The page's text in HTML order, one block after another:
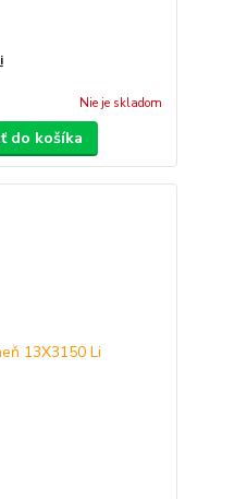
Nie je skladom
do košíka